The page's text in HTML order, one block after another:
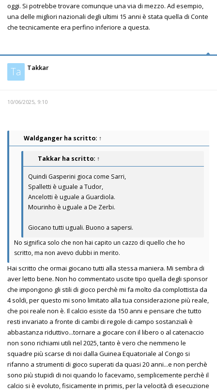
oggi. Si potrebbe trovare comunque una via di mezzo. Ad esempio,
una delle migliori nazionali degli ultimi 15 anni è stata quella di Conte
che tecnicamente era perfino inferiore a questa.
Ta Takkar
10/06/2025, 9:10
Waldganger ha scritto: ↑
Takkar ha scritto: ↑
Quindi Gasperini gioca come Sarri,
Spalletti è uguale a Tudor,
Ancelotti è uguale a Guardiola.
Mourinho è uguale a De Zerbi.
Giocano tutti uguali. Buono a sapersi.
No significa solo che non hai capito un cazzo di quello che ho
scritto, ma non avevo dubbi in merito.
Hai scritto che ormai giocano tutti alla stessa maniera. Mi sembra di
aver letto bene. Non ho commentato uscite tipo quella degli sponsor
che impongono gli stili di gioco perchè mi fa molto da complottista da
4 soldi, per questo mi sono limitato alla tua considerazione più reale,
che poi reale non è. Il calcio esiste da 150 anni e pensare che tutto
resti invariato a fronte di cambi di regole di campo sostanziali è
abbastanza riduttivo...tornare a giocare con il libero o al catenaccio
non sono richiami utili nel 2025, tanto è vero che nemmeno le
squadre più scarse di noi dalla Guinea Equatoriale al Congo si
rifanno a strumenti di gioco superati da quasi 20 anni...e non perchè
sono più stupidi di noi quando lo facevamo, semplicemente perchè il
calcio si è evoluto, fisicamente in primis, per la velocità di esecuzione